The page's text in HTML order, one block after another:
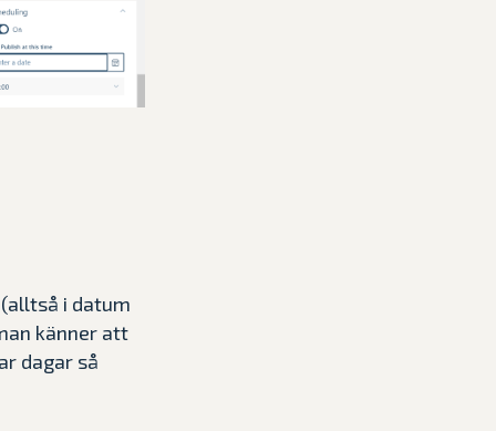
i datum
känner att
dagar så